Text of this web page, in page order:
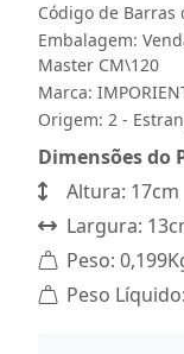
Código de Barras
Embalagem:
Master CM\120
Marca:
Origem: 2 -
Dimensões do
Altura: 17cm
Largura:
Peso:
Peso